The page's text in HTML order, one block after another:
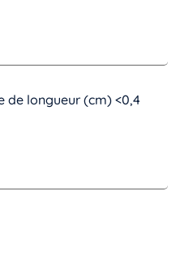
de longueur (cm) <0,4